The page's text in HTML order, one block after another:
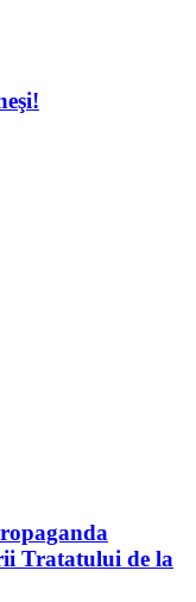
Tratatului de la